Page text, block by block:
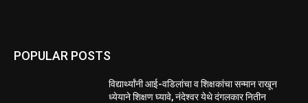
POPULAR POSTS
विद्यार्थ्यांनी आई-वडिलांचा व शिक्षकांचा सन्मान राखून
ध्येयाने शिक्षण घ्यावे, नंदेश्वर येथे दंगलकार नितीन